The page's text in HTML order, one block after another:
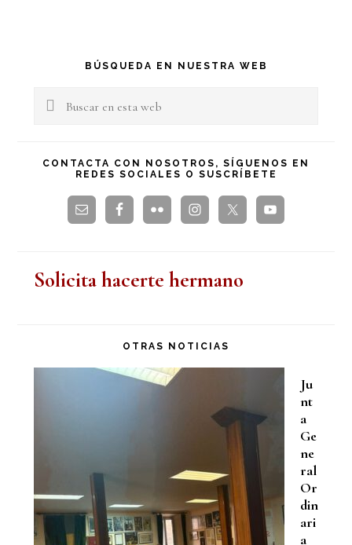
Barra
lateral
BÚSQUEDA EN NUESTRA WEB
Buscar
esta
CONTACTA CON NOSOTROS, SÍGUENOS EN
REDES SOCIALES O SUSCRÍBETE
Solicita hacerte hermano
OTRAS NOTICIAS
Ju
nt
a
Ge
ne
ral
Or
din
ari
a